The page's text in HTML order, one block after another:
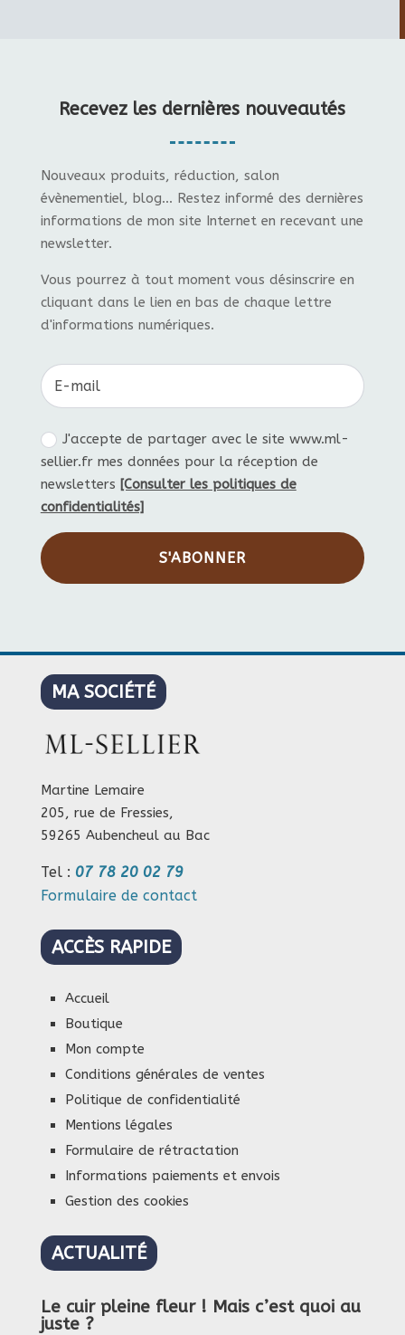
Recevez les dernières nouveautés
Nouveaux produits, réduction, salon
évènementiel, blog... Restez informé des dernières
informations de mon site Internet en recevant une
newsletter.
Vous pourrez à tout moment vous désinscrire en
cliquant dans le lien en bas de chaque lettre
d'informations numériques.
J'accepte de partager avec le site www.ml-
sellier.fr mes données pour la réception de
newsletters [Consulter les politiques de
confidentialités]
S'ABONNER
MA SOCIÉTÉ
Martine Lemaire
205, rue de Fressies,
59265 Aubencheul au Bac
Tel : 07 78 20 02 79
Formulaire de contact
ACCÈS RAPIDE
Accueil
Boutique
Mon compte
Conditions générales de ventes
Politique de confidentialité
Mentions légales
Formulaire de rétractation
Informations paiements et envois
Gestion des cookies
ACTUALITÉ
Le cuir pleine fleur ! Mais c’est quoi au
juste ?